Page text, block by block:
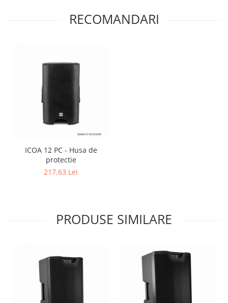
RECOMANDARI
ICOA 12 PC - Husa de
protectie
217,63 Lei
PRODUSE SIMILARE